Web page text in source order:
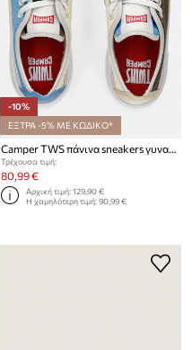
-10%
ΕΞΤΡΑ -5% ΜΕ ΚΩΔΙΚΟ*
Camper TWS πάνινα sneakers γυναικεία
Τρέχουσα τιμή:
80,99 €
Αρχική τιμή:129,90 €
Η χαμηλότερη τιμή:90,99 €